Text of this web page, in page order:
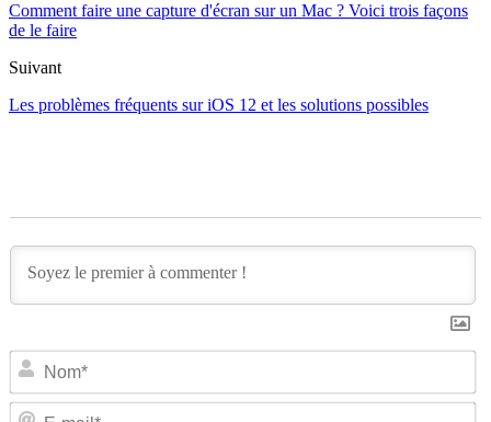
Comment faire une capture d'écran sur un Mac ? Voici trois façons
de le faire
Suivant
Les problèmes fréquents sur iOS 12 et les solutions possibles
E-